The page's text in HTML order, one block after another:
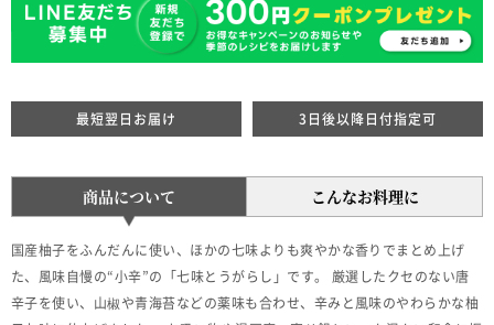
最短翌日お届け 3日後以降日付指定可
商品について こんなお料理に
国産柚子をふんだんに使い、ほかの七味よりも爽やかな香りでまとめ上げ
た、風味自慢の“小辛”の「七味とうがらし」です。 厳選したクセのない唐
辛子を使い、山椒や青海苔などの薬味も合わせ、辛みと風味のやわらかな柚